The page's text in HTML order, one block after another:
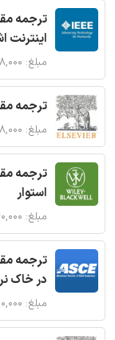
اینترنت
مبلغ: ۱۶۸,۰۰۰ تومان
ترجمه
مبلغ: ۱۲۸,۰۰۰ تومان
ترجمه
استوار
مبلغ: ۱۴۰,۰۰۰ تومان
ترجمه
در خاک
مبلغ: ۱۲۰,۰۰۰ تومان